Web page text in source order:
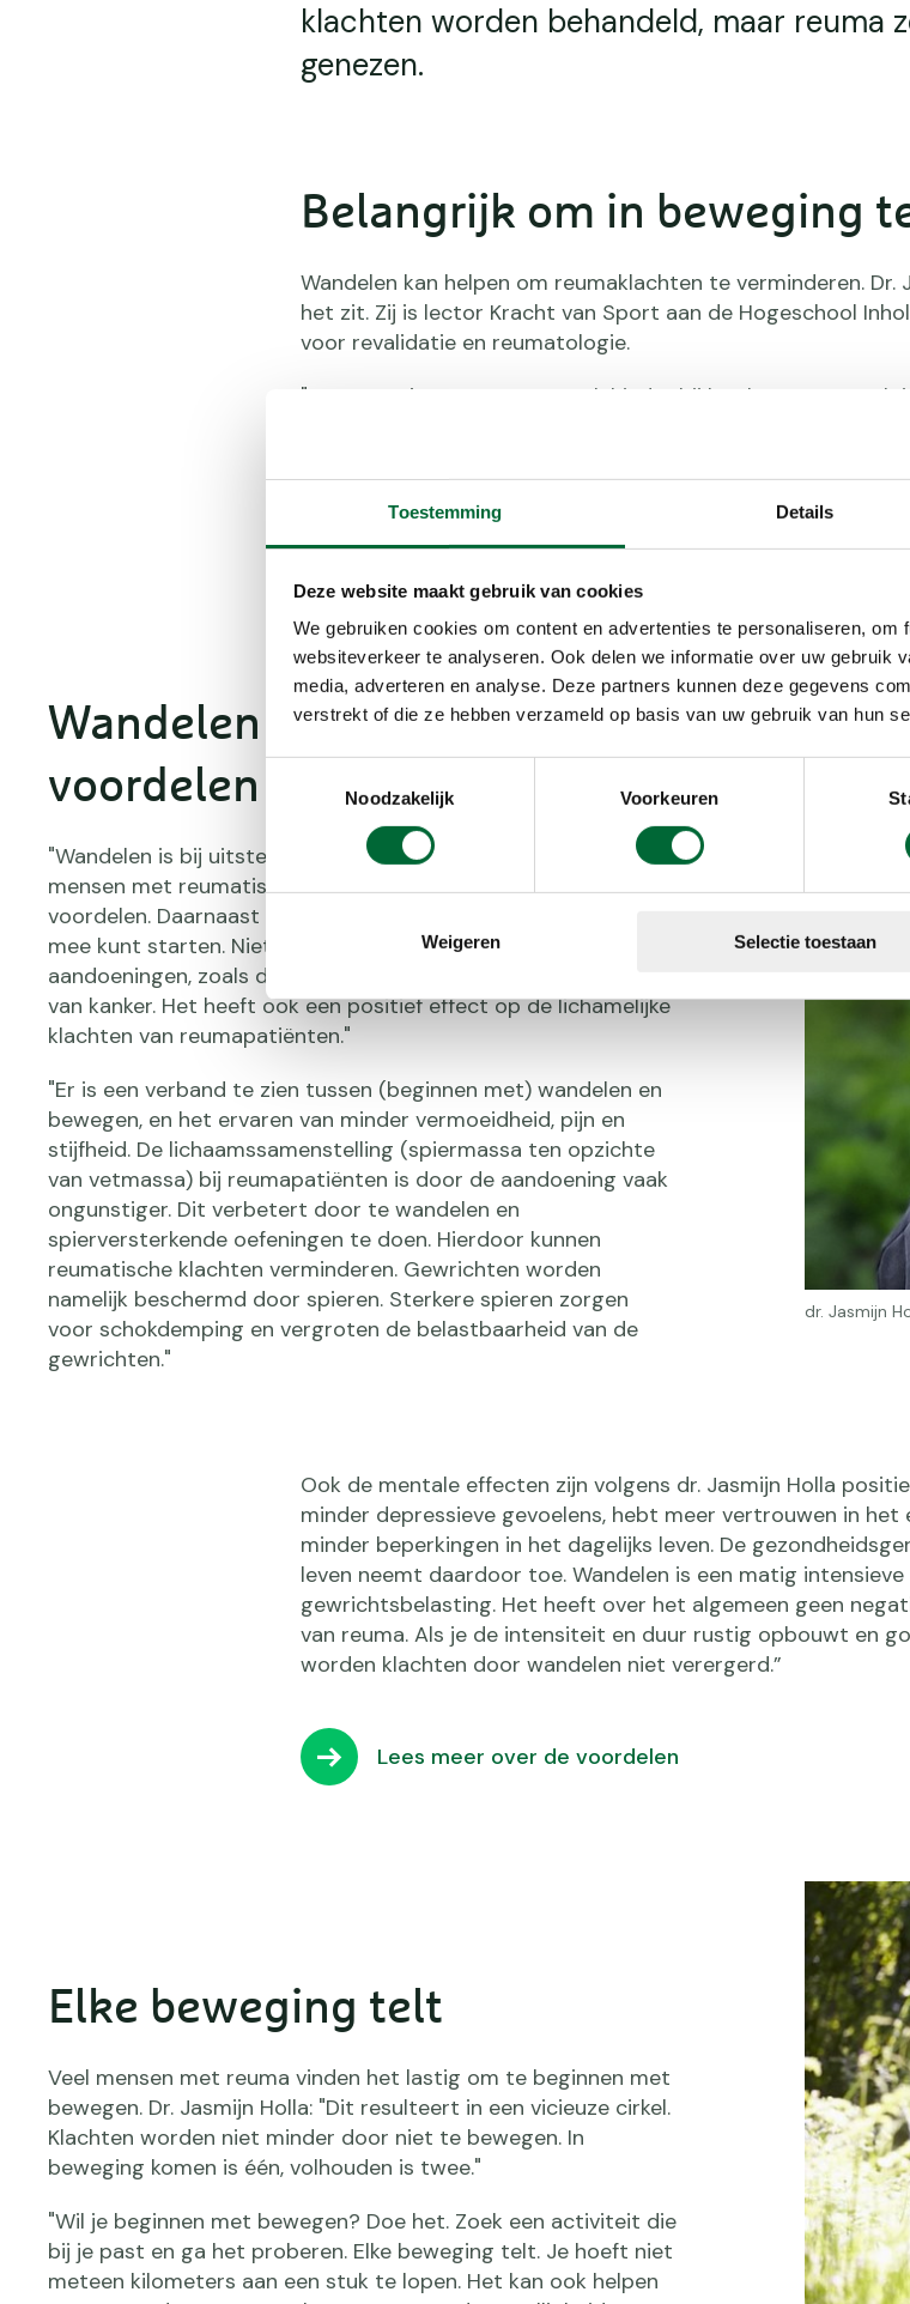
Toestemming Details
Deze website maakt gebruik van cookies
We gebruiken cookies om content en advertenties te personaliseren,
websiteverkeer te analyseren. Ook delen we informatie over uw gebruik
media, adverteren en analyse. Deze partners kunnen deze gegevens
verstrekt of die ze hebben verzameld op basis van uw gebruik van hun
Noodzakelijk
Voorkeuren
Weigeren Selectie toestaan
klachten worden behandeld, maar reuma
genezen.
Belangrijk om in beweging
Wandelen kan helpen om reumaklachten te verminderen. Dr.
het zit. Zij is lector Kracht van Sport aan de Hogeschool
voor revalidatie en reumatologie.
"Reumapatiënten ervaren vaak hinder bij het bewegen. Toch
reuma.
Wandelen kent alleen maar
voordelen
"Wandelen is bij uitstek een activiteit die geschikt is voor
mensen met reumatische klachten. Het kent alleen maar
voordelen. Daarnaast is het een activiteit waar je makkelijk
mee kunt starten. Niet alleen verlaagt het de kans op allerlei
aandoeningen, zoals diabetes, hart- en vaatziekten en vormen
van kanker. Het heeft ook een positief effect op de lichamelijke
klachten van reumapatiënten."
"Er is een verband te zien tussen (beginnen met) wandelen en
bewegen, en het ervaren van minder vermoeidheid, pijn en
stijfheid. De lichaamssamenstelling (spiermassa ten opzichte
van vetmassa) bij reumapatiënten is door de aandoening vaak
ongunstiger. Dit verbetert door te wandelen en
spierversterkende oefeningen te doen. Hierdoor kunnen
reumatische klachten verminderen. Gewrichten worden
namelijk beschermd door spieren. Sterkere spieren zorgen
voor schokdemping en vergroten de belastbaarheid van de
gewrichten."
dr. Jasmijn
Ook de mentale effecten zijn volgens dr. Jasmijn Holla
minder depressieve gevoelens, hebt meer vertrouwen in het
minder beperkingen in het dagelijks leven. De
leven neemt daardoor toe. Wandelen is een matig
gewrichtsbelasting. Het heeft over het algemeen geen
van reuma. Als je de intensiteit en duur rustig opbouwt en
worden klachten door wandelen niet verergerd.”
Lees meer over de voordelen
Elke beweging telt
Veel mensen met reuma vinden het lastig om te beginnen met
bewegen. Dr. Jasmijn Holla: "Dit resulteert in een vicieuze cirkel.
Klachten worden niet minder door niet te bewegen. In
beweging komen is één, volhouden is twee."
"Wil je beginnen met bewegen? Doe het. Zoek een activiteit die
bij je past en ga het proberen. Elke beweging telt. Je hoeft niet
meteen kilometers aan een stuk te lopen. Het kan ook helpen